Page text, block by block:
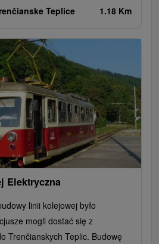
Teplice 1.18 Km
Elektryczna
linii kolejowej było
mogli dostać się z
Trenčianskych Teplic. Budowę